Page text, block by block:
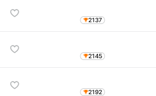
2137
2145
2192